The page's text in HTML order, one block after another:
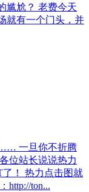
尴尬？ 老费今天
就有一个门头，并
一旦你不折腾
位站长说说热力
！ 热力点击图就
http://ton...